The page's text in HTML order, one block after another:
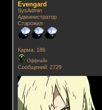
Evengard
SysAdmin
Администратор
Старожил
Карма: 186
Оффлайн
Сообщений: 2729